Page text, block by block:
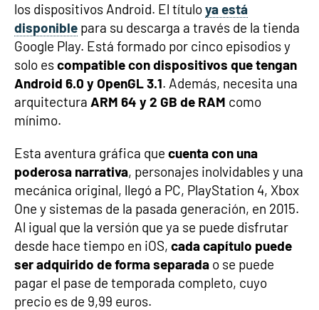
los dispositivos Android. El títuloya está
disponible para su descarga a través de la tienda
Google Play. Está formado por cinco episodios y
solo escompatible con dispositivos que tengan
Android 6.0 y OpenGL 3.1. Además, necesita una
arquitectura ARM 64 y 2 GB de RAM como
mínimo.
Esta aventura gráfica que cuenta con una
poderosa narrativa, personajes inolvidables y una
mecánica original, llegó a PC, PlayStation 4, Xbox
One y sistemas de la pasada generación, en 2015.
Al igual que la versión que ya se puede disfrutar
desde hace tiempo en iOS, cada capítulo puede
ser adquirido de forma separada o se puede
pagar el pase de temporada completo, cuyo
precio es de 9,99 euros.